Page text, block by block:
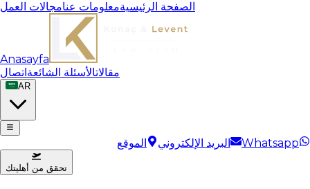
الصفحة الرئيسيةمعلومات عنامجالات العمل
Anasayfa
مقالاتالأسئلة الشائعةاتصال
AR
Whatsapp البريد الإلكتروني الموقع
تحقق من أهليتك